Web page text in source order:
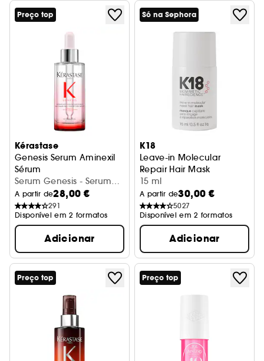
Preço top
Kérastase
Genesis Serum Aminexil
Sérum
Serum Genesis - Serum
anti-chute fortifiant
A partir de28,00 €
291
Disponível em 2 formatos
Adicionar
Só na Sephora
K18
Leave-in Molecular
Repair Hair Mask
Cabelo Danificado -
15 ml
A partir de30,00 €
5027
Disponível em 2 formatos
Adicionar
Preço top Preço top